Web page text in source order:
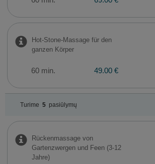
Hot-Stone-Massage für den
ganzen Körper
60 min. 49.00 €
Turime 5pasiūlymų
Rückenmassage von
Gartenzwergen und Feen (3-12
Jahre)